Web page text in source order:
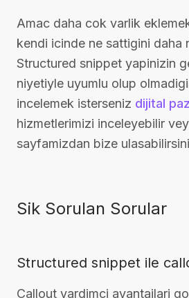
Amac daha cok varlik
kendi icinde ne sattigini daha
Structured snippet yapinizin
niyetiyle uyumlu olup
incelemek isterseniz dijital
hizmetlerimizi inceleyebilir
sayfamizdan bize
Sik Sorulan Sorular
Structured snippet ile
Callout yardimci avantajlari